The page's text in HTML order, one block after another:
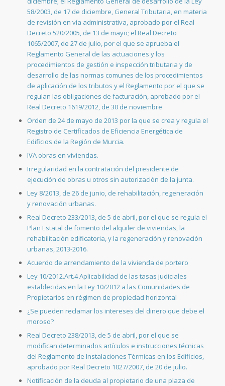
58/2003, de 17 de diciembre, General Tributaria, en materia
de revisión en vía administrativa, aprobado por el Real
Decreto 520/2005, de 13 de mayo; el Real Decreto
1065/2007, de 27 de julio, por el que se aprueba el
Reglamento General de las actuaciones y los
procedimientos de gestión e inspección tributaria y de
desarrollo de las normas comunes de los procedimientos
de aplicación de los tributos y el Reglamento por el que se
regulan las obligaciones de facturación, aprobado por el
Real Decreto 1619/2012, de 30 de noviembre
Orden de 24 de mayo de 2013 por la que se crea y regula el
Registro de Certificados de Eficiencia Energética de
Edificios de la Región de Murcia.
IVA obras en viviendas.
Irregularidad en la contratación del presidente de
ejecución de obras u otros sin autorización de la junta.
Ley 8/2013, de 26 de junio, de rehabilitación, regeneración
y renovación urbanas.
Real Decreto 233/2013, de 5 de abril, por el que se regula el
Plan Estatal de fomento del alquiler de viviendas, la
rehabilitación edificatoria, y la regeneración y renovación
urbanas, 2013-2016.
Acuerdo de arrendamiento de la vivienda de portero
Ley 10/2012.Art.4 Aplicabilidad de las tasas judiciales
establecidas en la Ley 10/2012 a las Comunidades de
Propietarios en régimen de propiedad horizontal
¿Se pueden reclamar los intereses del dinero que debe el
moroso?
Real Decreto 238/2013, de 5 de abril, por el que se
modifican determinados artículos e instrucciones técnicas
del Reglamento de Instalaciones Térmicas en los Edificios,
aprobado por Real Decreto 1027/2007, de 20 de julio.
Notificación de la deuda al propietario de una plaza de